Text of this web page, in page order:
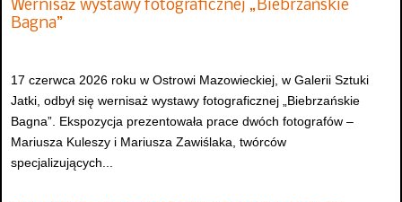
Wernisaż wystawy fotograficznej „Biebrzańskie
Bagna”
17 czerwca 2026 roku w Ostrowi Mazowieckiej, w Galerii Sztuki
Jatki, odbył się wernisaż wystawy fotograficznej „Biebrzańskie
Bagna”. Ekspozycja prezentowała prace dwóch fotografów –
Mariusza Kuleszy i Mariusza Zawiślaka, twórców
specjalizujących...